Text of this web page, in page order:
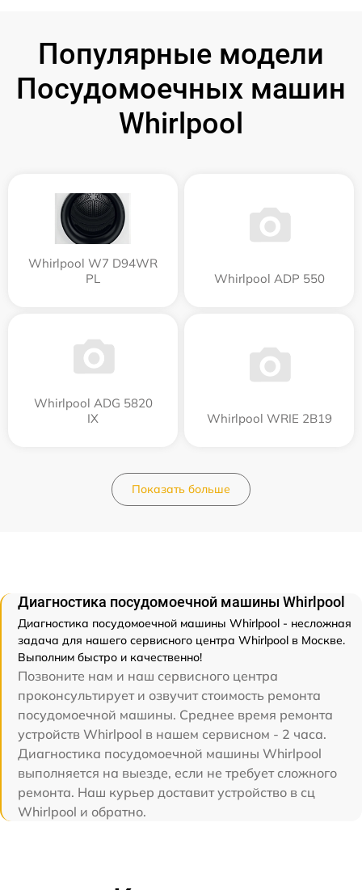
Популярные модели
Посудомоечных машин
Whirlpool
Whirlpool W7 D94WR
PL
Whirlpool ADP 550
Whirlpool ADG 5820
IX
Whirlpool WRIE 2B19
Показать больше
Диагностика посудомоечной машины Whirlpool
Диагностика посудомоечной машины Whirlpool - несложная
задача для нашего сервисного центра Whirlpool в Москве.
Выполним быстро и качественно!
Позвоните нам и наш сервисного центра
проконсультирует и озвучит стоимость ремонта
посудомоечной машины. Среднее время ремонта
устройств Whirlpool в нашем сервисном - 2 часа.
Диагностика посудомоечной машины Whirlpool
выполняется на выезде, если не требует сложного
ремонта. Наш курьер доставит устройство в сц
Whirlpool и обратно.